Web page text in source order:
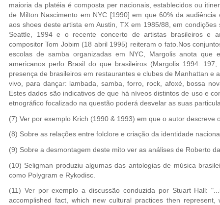
maioria da platéia é composta per nacionais, establecidos ou
de Milton Nascimento em NYC [1990] em que 60% da
aos shoes deste artista em Austin, TX em 1985/88, em
Seattle, 1994 e o recente concerto de artistas brasileiros e
compositor Tom Jobim (18 abril 1995) reiteram o fato.Nos
escolas de samba organizadas em NYC, Margolis anota que
americanos perlo Brasil do que brasileiros (Margolis 1994:
presença de brasileiros em restaurantes e clubes de Manhattan e
vivo, para dançar: lambada, samba, forro, rock, afoxé, bossa
Estes dados são indicativos de que há níveos distintos de uso e
etnográfico focalizado na questão poderá desvelar as suas
(7) Ver por exemplo Krich (1990 & 1993) em que o autor descreve
(8) Sobre as relações entre folclore e criação da identidade
(9) Sobre a desmontagem deste mito ver as análises de Roberto
(10) Seligman produziu algumas das antologias de música
como Polygram e Rykodisc.
(11) Ver por exemplo a discussão conduzida por Stuart Hall:
accomplished fact, which new cultural practices then